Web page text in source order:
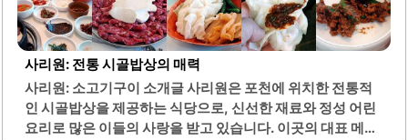
며, 30년 이상의 역사를 가지고 있습니다. 이곳의 분위기는
마치 할머니 집에 방문한 듯한 따뜻함을 느낄 수 있습니다.친
절한 서비스와 함께 여유롭게 식사를 즐길 수 있는 환경이 조
성되어 있습니다. 반찬은 양이 적지 않게 제공되며, 건강한 한
끼를 원하는 분들에게 적합합니다. 된장찌개는 구수한 맛이
일품이며, 비빔밥과 함께 먹으면 더욱 맛있습니다.봉래식당
은 고기와..
사리원: 전통 시골밥상의 매력
사리원: 소고기구이 소개글 사리원은 포천에 위치한 전통적
인 시골밥상을 제공하는 식당으로, 신선한 재료와 정성 어린
요리로 많은 이들의 사랑을 받고 있습니다. 이곳의 대표 메뉴